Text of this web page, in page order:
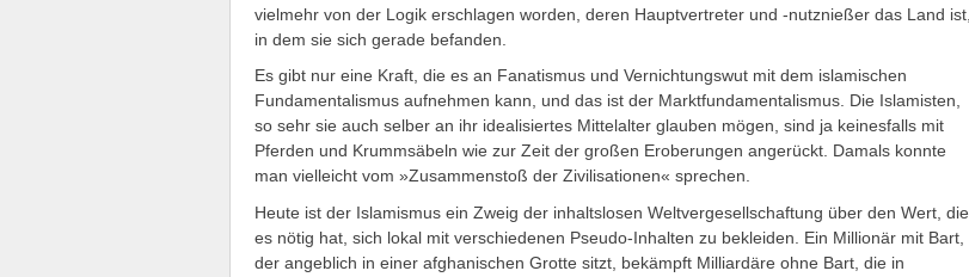
vielmehr von der Logik erschlagen worden, deren Hauptvertreter und -nutznießer das Land ist,
in dem sie sich gerade befanden.
Es gibt nur eine Kraft, die es an Fanatismus und Vernichtungswut mit dem islamischen
Fundamentalismus aufnehmen kann, und das ist der Marktfundamentalismus. Die Islamisten,
so sehr sie auch selber an ihr idealisiertes Mittelalter glauben mögen, sind ja keinesfalls mit
Pferden und Krummsäbeln wie zur Zeit der großen Eroberungen angerückt. Damals konnte
man vielleicht vom »Zusammenstoß der Zivilisationen« sprechen.
Heute ist der Islamismus ein Zweig der inhaltslosen Weltvergesellschaftung über den Wert, die
es nötig hat, sich lokal mit verschiedenen Pseudo-Inhalten zu bekleiden. Ein Millionär mit Bart,
der angeblich in einer afghanischen Grotte sitzt, bekämpft Milliardäre ohne Bart, die in